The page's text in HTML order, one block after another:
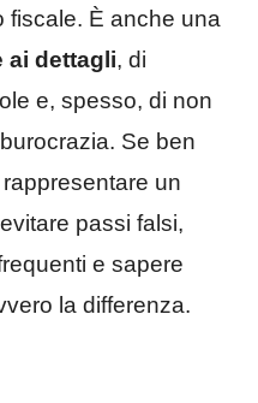
fiscale. È anche una
ai dettagli, di
e, spesso, di non
Se ben
un
passi falsi,
e sapere
la differenza.